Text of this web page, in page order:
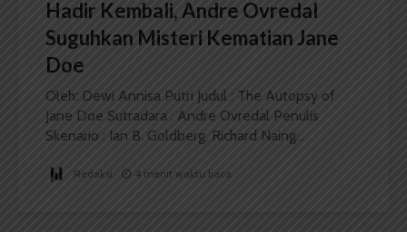
Hadir Kembali, Andre Ovredal
Suguhkan Misteri Kematian Jane
Doe
Oleh: Dewi Annisa Putri Judul : The Autopsy of
Jane Doe Sutradara : Andre Ovredal Penulis
Skenario : Ian B. Goldberg, Richard Naing...
Redaksi 4 menit waktu baca